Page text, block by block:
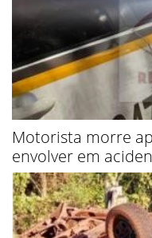
Motorista morre
envolver em